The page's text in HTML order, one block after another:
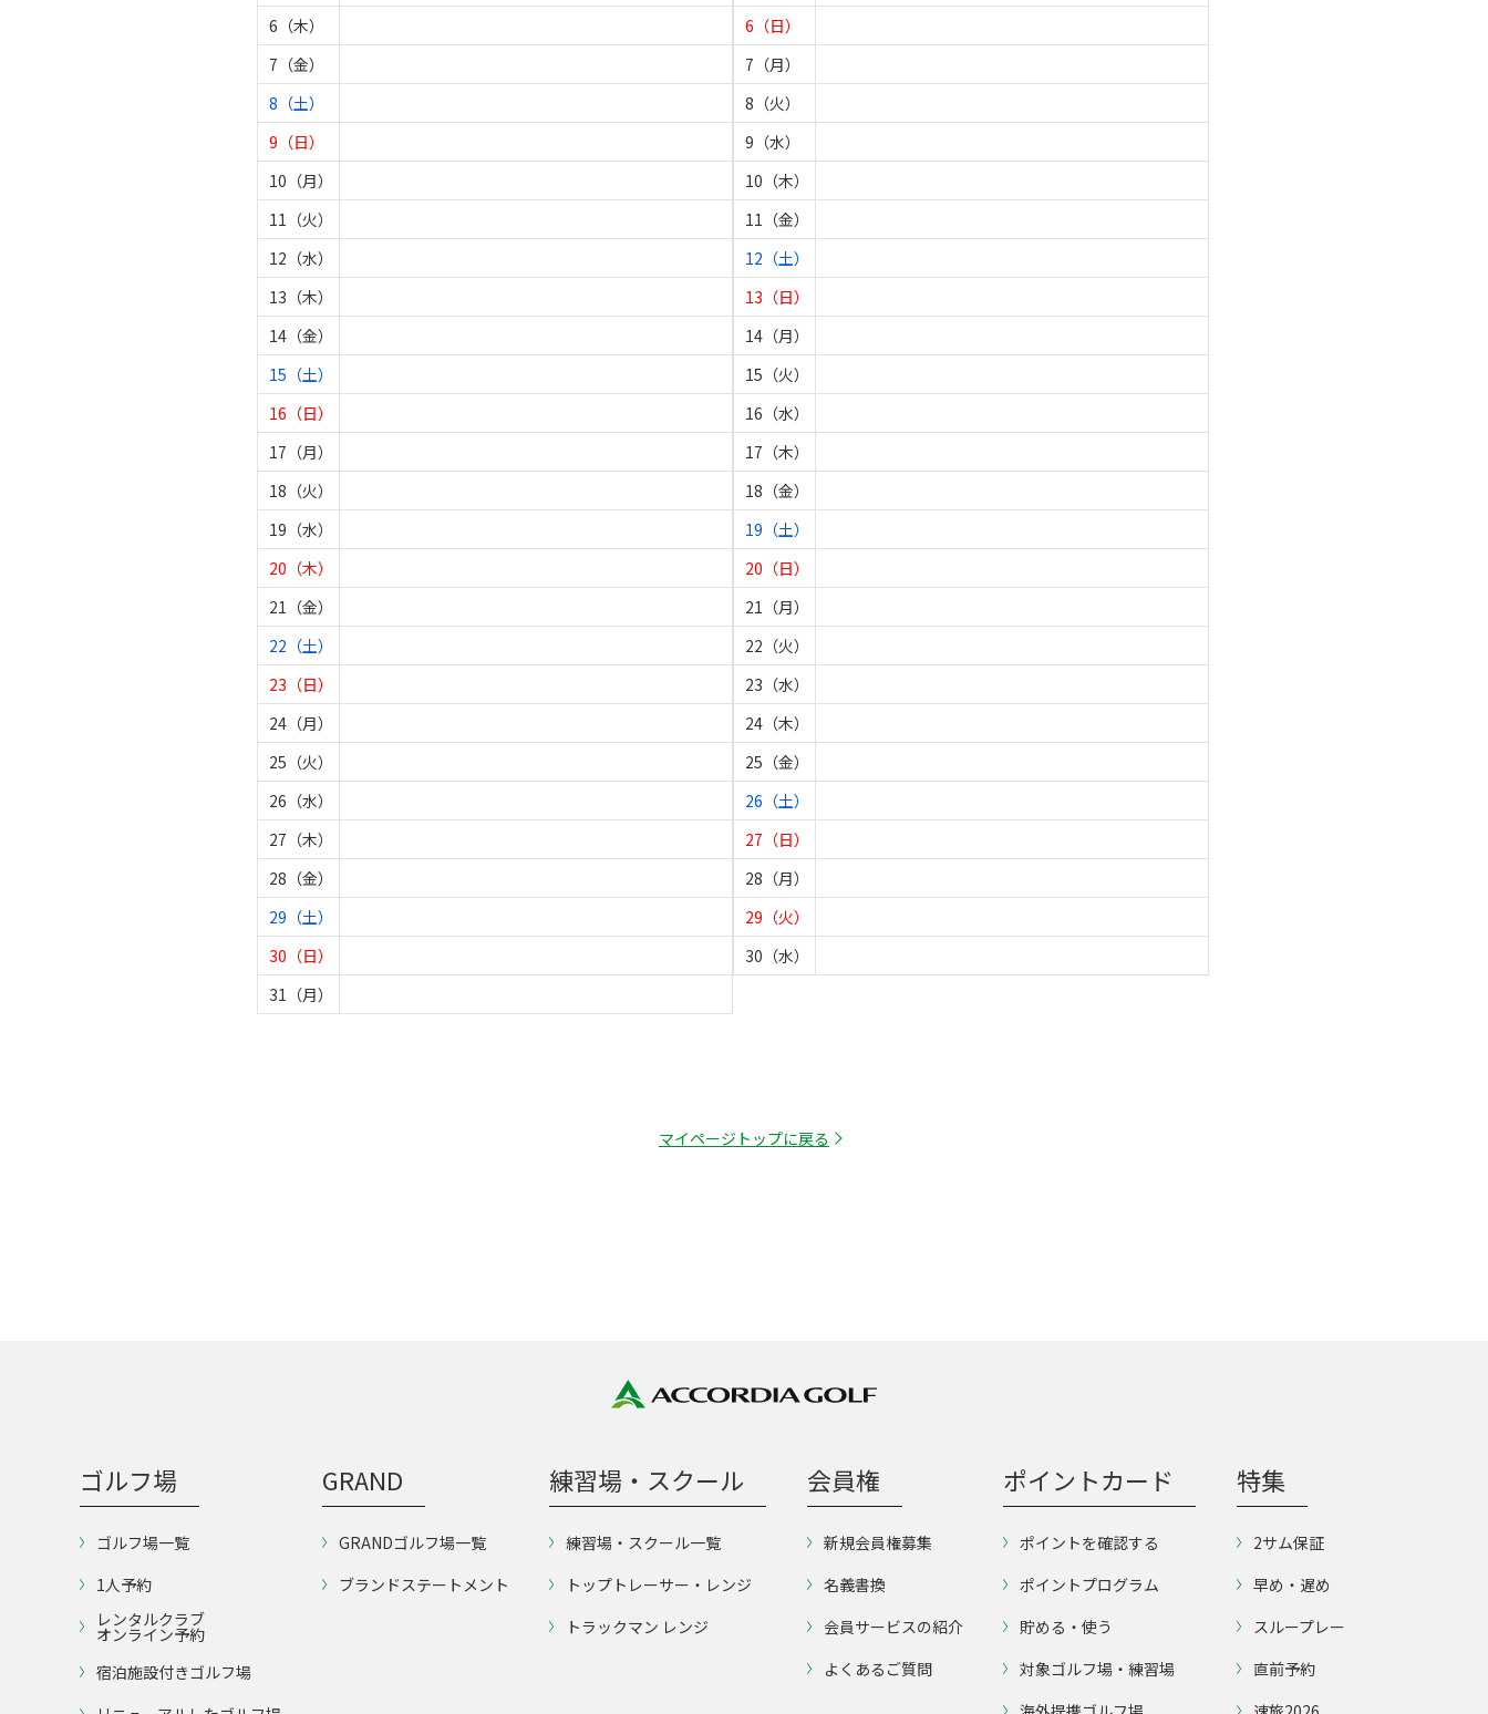
6（木）
7（金）
8（土）
9（日）
10（月）
11（火）
12（水）
13（木）
14（金）
15（土）
16（日）
17（月）
18（火）
19（水）
20（木）
21（金）
22（土）
23（日）
24（月）
25（火）
26（水）
27（木）
28（金）
29（土）
30（日）
31（月）
6（日）
7（月）
8（火）
9（水）
10（木）
11（金）
12（土）
13（日）
14（月）
15（火）
16（水）
17（木）
18（金）
19（土）
20（日）
21（月）
22（火）
23（水）
24（木）
25（金）
26（土）
27（日）
28（月）
29（火）
30（水）
マイページトップに戻る
ゴルフ場
ゴルフ場一覧
1人予約
レンタルクラブ
オンライン予約
宿泊施設付きゴルフ場
GRAND
GRANDゴルフ場一覧
ブランドステートメント
練習場・スクール
練習場・スクール一覧
トップトレーサー・レンジ
トラックマン レンジ
会員権
新規会員権募集
名義書換
会員サービスの紹介
よくあるご質問
ポイントカード
ポイントを確認する
ポイントプログラム
貯める・使う
対象ゴルフ場・練習場
特集
2サム保証
早め・遅め
スループレー
直前予約